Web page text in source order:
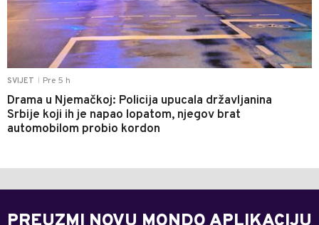
SVIJET Pre 5 h
Drama u Njemačkoj: Policija upucala državljanina
Srbije koji ih je napao lopatom, njegov brat
automobilom probio kordon